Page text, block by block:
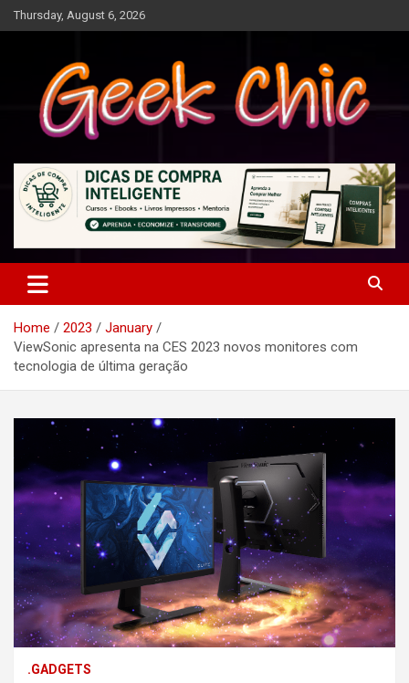
Skip
to
Thursday, August 6, 2026
Geek Chic
Home 2023
January
ViewSonic apresenta na CES 2023 novos monitores com
tecnologia de última geração
.GADGETS